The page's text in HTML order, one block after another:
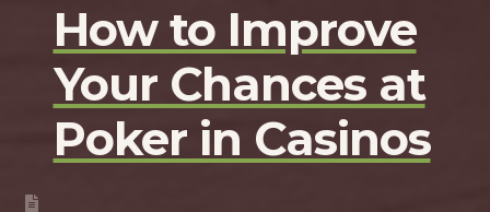
How to Improve
Your Chances at
Poker in Casinos